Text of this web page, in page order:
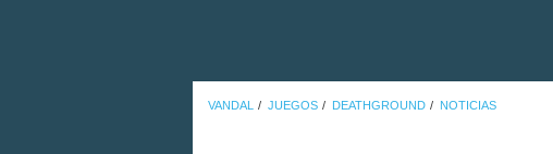
VANDAL JUEGOS DEATHGROUND NOTICIAS